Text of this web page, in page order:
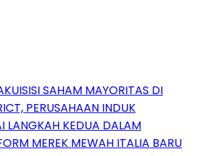
SAHAM MAYORITAS DI
PERUSAHAAN INDUK
LANGKAH KEDUA DALAM
MEREK MEWAH ITALIA BARU